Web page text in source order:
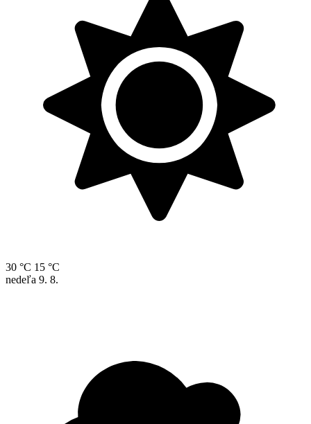
30 °C 15 °C
nedeľa 9. 8.